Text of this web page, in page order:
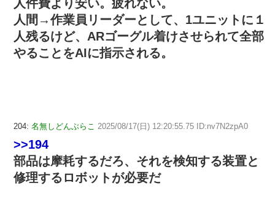
人件費より安い。疲れない。
人間→作業員リーダーとして、1ユニットに１
人残るけど、ARゴーグル着けさせられて全部
やることをAIに指示される。
204: 名無しどんぶらこ 2025/08/17(日) 12:20:55.75 ID:nv7N2zpA0
>>194
部品は摩耗するだろ、それを検知する装置と
修理するロボットが必要だ